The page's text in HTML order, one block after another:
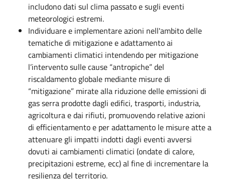
includono dati sul clima passato e sugli eventi
meteorologici estremi.
Individuare e implementare azioni nell'ambito delle
tematiche di mitigazione e adattamento ai
cambiamenti climatici intendendo per mitigazione
l’intervento sulle cause “antropiche” del
riscaldamento globale mediante misure di
“mitigazione” mirate alla riduzione delle emissioni di
gas serra prodotte dagli edifici, trasporti, industria,
agricoltura e dai rifiuti, promuovendo relative azioni
di efficientamento e per adattamento le misure atte a
attenuare gli impatti indotti dagli eventi avversi
dovuti ai cambiamenti climatici (ondate di calore,
precipitazioni estreme, ecc) al fine di incrementare la
resilienza del territorio.